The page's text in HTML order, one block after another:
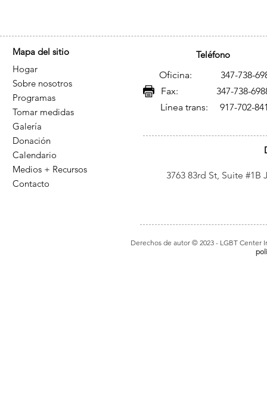
Mapa del sitio
Hogar
Sobre nosotros
Programas
Tomar medidas
Galería
Donación
Calendario
Medios + Recursos
Contacto
Teléfono
Oficina: 347-738-
Fax: 347-738-
Línea trans: 917-702-
3763 83rd St, Suite
Derechos de autor © 2023- LGBT Center